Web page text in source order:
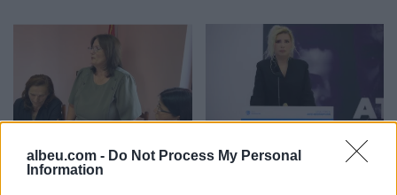
albeu.com - Do Not Process My Personal
Information
Propozimi i PS për
shkrirjen e Bashkisë Klos/
PD kërkon të anulohet
tenderi 15 milionë euro